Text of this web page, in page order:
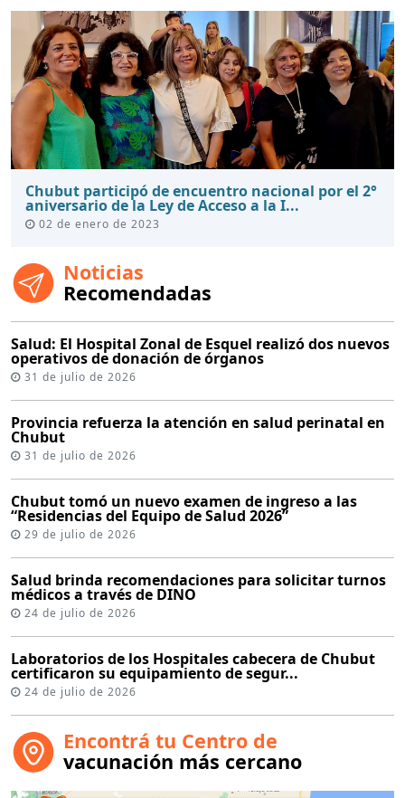
Chubut participó de encuentro nacional por el 2°
aniversario de la Ley de Acceso a la I...
02 de enero de 2023
Noticias
Recomendadas
Salud: El Hospital Zonal de Esquel realizó dos nuevos
operativos de donación de órganos
31 de julio de 2026
Provincia refuerza la atención en salud perinatal en
Chubut
31 de julio de 2026
Chubut tomó un nuevo examen de ingreso a las
“Residencias del Equipo de Salud 2026”
29 de julio de 2026
Salud brinda recomendaciones para solicitar turnos
médicos a través de DINO
24 de julio de 2026
Laboratorios de los Hospitales cabecera de Chubut
certificaron su equipamiento de segur...
24 de julio de 2026
Encontrá tu Centro de
vacunación más cercano